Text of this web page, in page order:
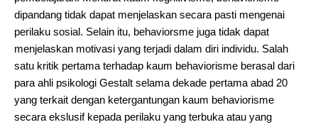
dipandang tidak dapat menjelaskan secara pasti mengenai
perilaku sosial. Selain itu, behaviorsme juga tidak dapat
menjelaskan motivasi yang terjadi dalam diri individu. Salah
satu kritik pertama terhadap kaum behaviorisme berasal dari
para ahli psikologi Gestalt selama dekade pertama abad 20
yang terkait dengan ketergantungan kaum behaviorisme
secara ekslusif kepada perilaku yang terbuka atau yang